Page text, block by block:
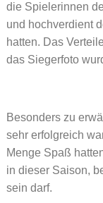
die Spielerinnen
und hochverdient
hatten. Das
das Siegerfoto
Besonders zu
sehr erfolgreich
Menge Spaß
in dieser Saison,
sein darf.